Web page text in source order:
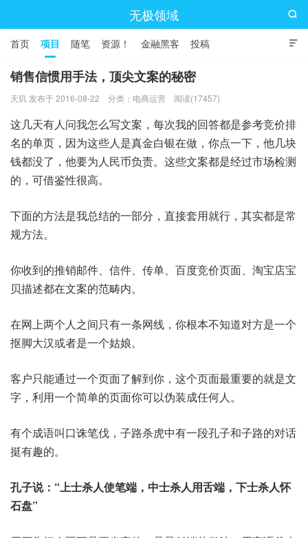
无极领域

首页 项目 随笔 资源！ 金融黑客 投稿

销售信惯用手法，顶尖文案的秘密
天玑 发布于 2016-08-22 分类： 电商运营 阅读(17457)
这几天有人问我怎么写文案，每次我的回答都是参考竞价排
名的单页，因为这些人是真金白银在做，你点一下，他几块
钱都没了，他要为人民币负责。这些文案都是经过市场检测
的，可借鉴性很高。
下面的方法是我总结的一部分，直接套用就行，其实都是常
规方法。
你收到的推销邮件、信件、传单、百度竞价页面、淘宝店宝
贝描述都在文案的范畴内。
在网上两个人之间只有一条网线，你根本不知道对方是一个
抠脚大汉或者是一个姑娘。
客户只能通过一个页面了解到你，这个页面最重要的就是文
字，利用一个简单的页面你可以伪装成任何人。
有个成语叫口诛笔伐，子路杀虎中有一段孔子和子路的对话
挺有趣的。
孔子说：“上士杀人使笔端，中士杀人用舌端，下士杀人怀
石盘”